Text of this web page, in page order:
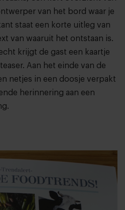
van het bord waar je
staat een korte uitleg van
van waaruit het ontstaan is.
krijgt de gast een kaartje
Aan het einde van de
netjes in een doosje verpakt
herinnering aan een